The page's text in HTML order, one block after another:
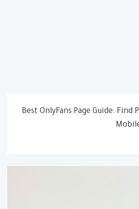
Best OnlyFans Page Guide: